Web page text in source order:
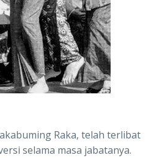
Raka, telah terlibat
selama masa jabatanya.